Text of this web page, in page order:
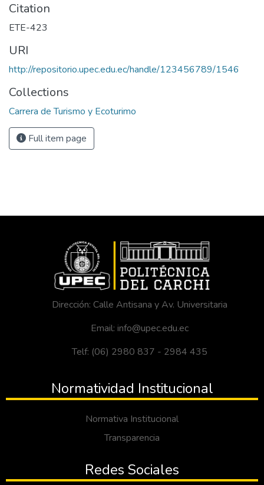
Citation
ETE-423
URI
http://repositorio.upec.edu.ec/handle/123456789/1546
Collections
Carrera de Turismo y Ecoturimo
Full item page
Dirección: Calle Antisana y Av. Universitaria
Email: info@upec.edu.ec
Telf: (06) 2980 837 - 2984 435
Normatividad Institucional
Normativa Institucional
Transparencia
Redes Sociales